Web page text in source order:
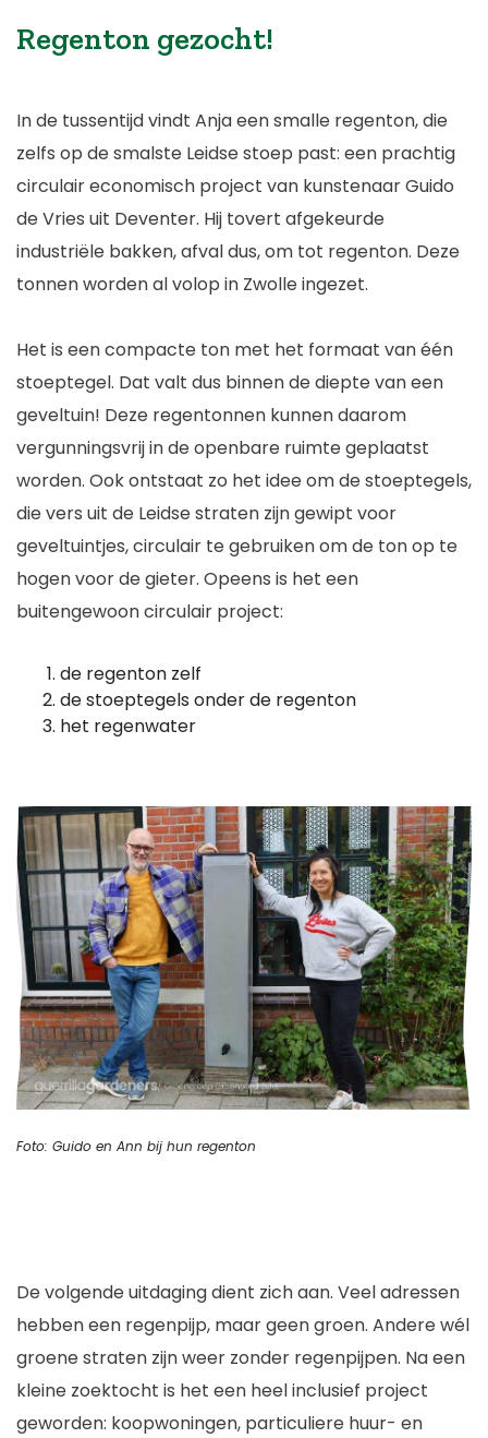
Regenton gezocht!
In de tussentijd vindt Anja een smalle regenton, die
zelfs op de smalste Leidse stoep past: een prachtig
circulair economisch project van kunstenaar Guido
de Vries uit Deventer. Hij tovert afgekeurde
industriële bakken, afval dus, om tot regenton. Deze
tonnen worden al volop in Zwolle ingezet.
Het is een compacte ton met het formaat van één
stoeptegel. Dat valt dus binnen de diepte van een
geveltuin! Deze regentonnen kunnen daarom
vergunningsvrij in de openbare ruimte geplaatst
worden. Ook ontstaat zo het idee om de stoeptegels,
die vers uit de Leidse straten zijn gewipt voor
geveltuintjes, circulair te gebruiken om de ton op te
hogen voor de gieter. Opeens is het een
buitengewoon circulair project:
de regenton zelf
de stoeptegels onder de regenton
het regenwater
Foto: Guido en Ann bij hun regenton
De volgende uitdaging dient zich aan. Veel adressen
hebben een regenpijp, maar geen groen. Andere wél
groene straten zijn weer zonder regenpijpen. Na een
kleine zoektocht is het een heel inclusief project
geworden: koopwoningen, particuliere huur- en